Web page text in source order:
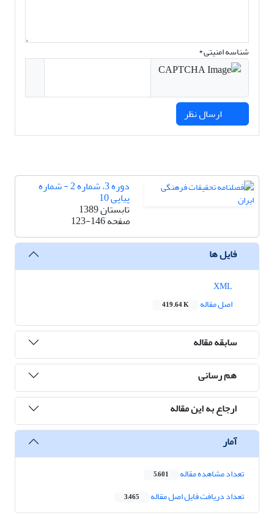
شناسه امنیتی *
دوره 3، شماره 2 - شماره
پیاپی 10
تابستان 1389
صفحه123-146
فایل ها
اصل مقاله
419.64 K
سابقه مقاله
هم رسانی
ارجاع به این مقاله
آمار
تعداد مشاهده مقاله 5,601
تعداد دریافت فایل اصل مقاله 3,465